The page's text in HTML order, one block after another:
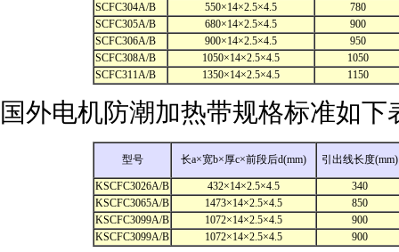
SCFC304A/B
550×14×2.5×4.5
780
SCFC305A/B
680×14×2.5×4.5
900
SCFC306A/B
900×14×2.5×4.5
950
SCFC308A/B
1050×14×2.5×4.5
1050
SCFC311A/B
1350×14×2.5×4.5 1150
国外电机防潮加热带规格标准如下
型号 长a×宽b×厚c×前段后d(mm) 引出线长度(mm)
KSCFC3026A/B 432×14×2.5×4.5
340
KSCFC3065A/B
1473×14×2.5×4.5
850
KSCFC3099A/B
1072×14×2.5×4.5
900
KSCFC3099A/B
1072×14×2.5×4.5 900